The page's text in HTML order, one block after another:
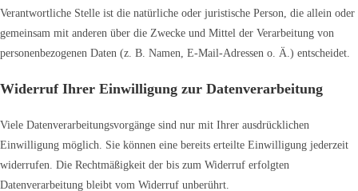
Verantwortliche Stelle ist die natürliche oder juristische Person, die allein oder
gemeinsam mit anderen über die Zwecke und Mittel der Verarbeitung von
personenbezogenen Daten (z. B. Namen, E-Mail-Adressen o. Ä.) entscheidet.
Widerruf Ihrer Einwilligung zur Datenverarbeitung
Viele Datenverarbeitungsvorgänge sind nur mit Ihrer ausdrücklichen
Einwilligung möglich. Sie können eine bereits erteilte Einwilligung jederzeit
widerrufen. Die Rechtmäßigkeit der bis zum Widerruf erfolgten
Datenverarbeitung bleibt vom Widerruf unberührt.